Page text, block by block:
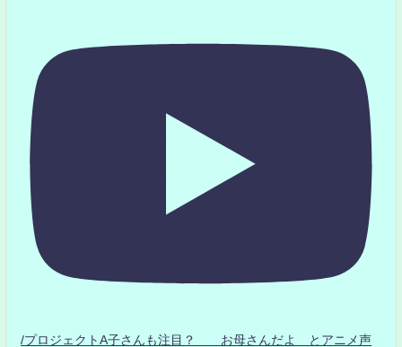
/プロジェクトA子さんも注目？ お母さんだよ とアニメ声